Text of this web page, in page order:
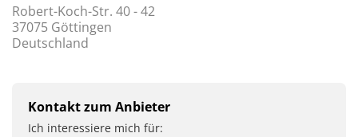
Robert-Koch-Str. 40 - 42
37075 Göttingen
Deutschland
Kontakt zum Anbieter
Ich interessiere mich für: